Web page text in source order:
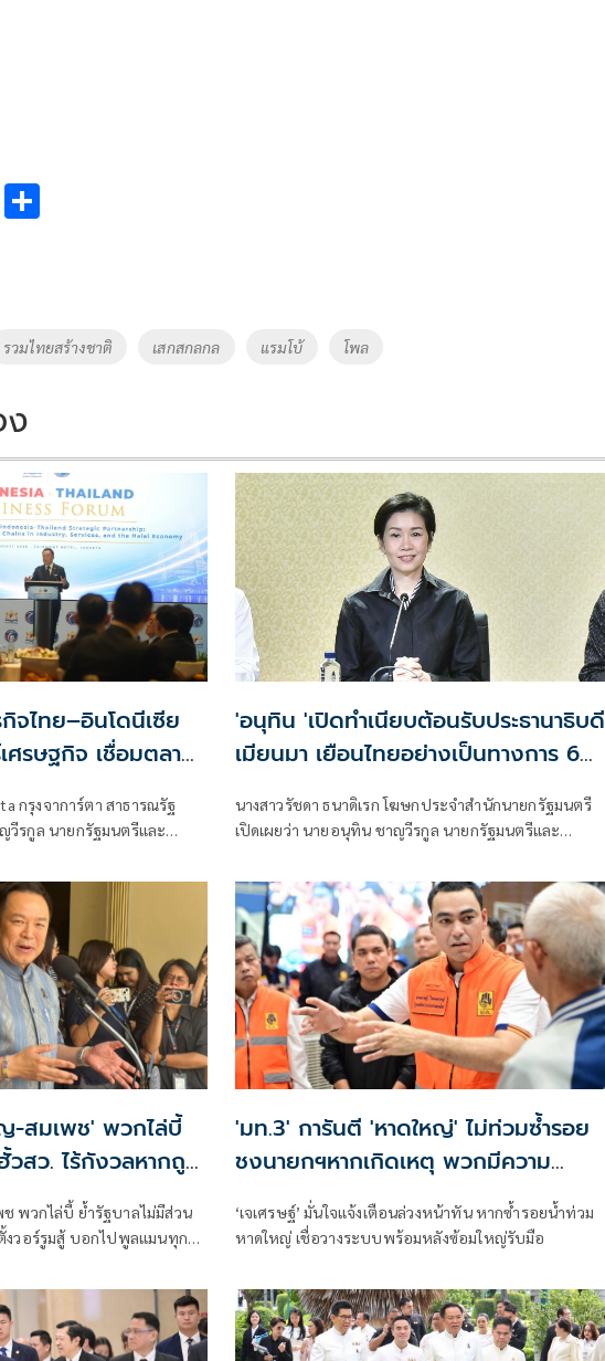
Li
รวมไทยสร้างชาติ เสกสกลกล แรมโบ้ โพล
จไทย–อินโดนีเซีย
รษฐกิจ เชื่อมตลาด
กรุงจาการ์ตา สาธารณรัฐ
วีรกูล นายกรัฐมนตรีและ
'อนุทิน 'เปิดทำเนียบต้อนรับประธานาธิบดี
เมียนมา เยือนไทยอย่างเป็นทางการ 6–
นางสาวรัชดา ธนาดิเรก โฆษกประจำสำนักนายกรัฐมนตรี
เปิดเผยว่า นายอนุทิน ชาญวีรกูล นายกรัฐมนตรีและ
-สมเพช' พวกไล่บี้
วสว. ไร้กังวลหากถูก
ช พวกไล่บี้ ย้ำรัฐบาลไม่มีส่วน
งวอร์รูมสู้ บอกไปพูลแมนทุกวัน
'มท.3' การันตี 'หาดใหญ่' ไม่ท่วมซ้ำรอย
ชงนายกฯหากเกิดเหตุ พวกมีความ
สามารถให้บัญชาการที่กทม.
‘เจเศรษฐ์’ มั่นใจแจ้งเตือนล่วงหน้าทัน หากซ้ำรอยน้ำท่วม
หาดใหญ่ เชื่อวางระบบพร้อมหลังซ้อมใหญ่รับมือ